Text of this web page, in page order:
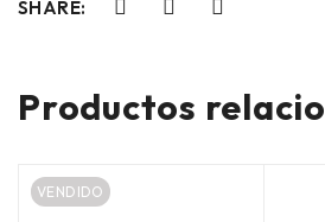
SHARE:
Productos
VENDIDO